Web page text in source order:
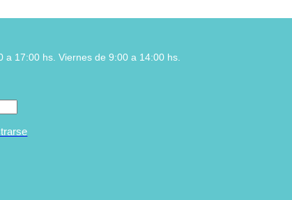
a 17:00 hs. Viernes de 9:00 a 14:00 hs.